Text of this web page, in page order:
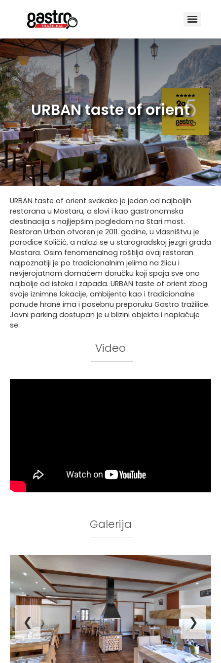
URBAN taste of orient
URBAN taste of orient svakako je jedan od najboljih
restorana u Mostaru, a slovi i kao gastronomska
destinacija s najljepšim pogledom na Stari most.
Restoran Urban otvoren je 2011. godine, u vlasništvu je
porodice Količić, a nalazi se u starogradskoj jezgri grada
Mostara. Osim fenomenalnog roštilja ovaj restoran
najpoznatiji je po tradicionalnim jelima na žlicu i
nevjerojatnom domaćem doručku koji spaja sve ono
najbolje od istoka i zapada. URBAN taste of orient zbog
svoje iznimne lokacije, ambijenta kao i tradicionalne
ponude hrane ima i posebnu preporuku Gastro tražilice.
Javni parking dostupan je u blizini objekta i naplaćuje
se.
Video
Galerija
❮ ❯